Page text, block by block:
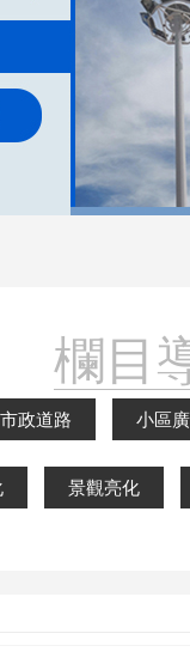
欄目
市政道路 小區
景觀亮化